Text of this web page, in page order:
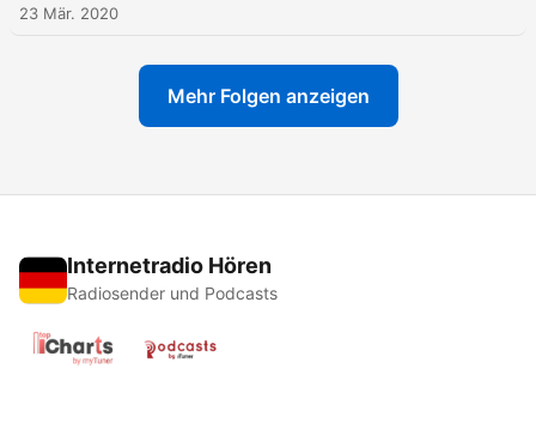
23 Mär. 2020
Mehr Folgen anzeigen
Internetradio Hören
Radiosender und Podcasts